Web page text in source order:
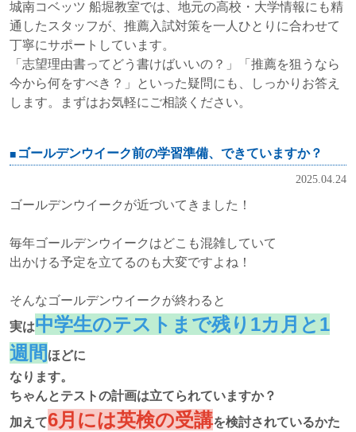
城南コベッツ 船堀教室では、地元の高校・大学情報にも精
通したスタッフが、推薦入試対策を一人ひとりに合わせて
丁寧にサポートしています。
「志望理由書ってどう書けばいいの？」「推薦を狙うなら
今から何をすべき？」といった疑問にも、しっかりお答え
します。まずはお気軽にご相談ください。
ゴールデンウイーク前の学習準備、できていますか？
2025.04.24
ゴールデンウイークが近づいてきました！
毎年ゴールデンウイークはどこも混雑していて
出かける予定を立てるのも大変ですよね！
そんなゴールデンウイークが終わると
実は中学生のテストまで残り1カ月と1
週間 ほどに
なります。
ちゃんとテストの計画は立てられていますか？
加えて6月には英検の受講を検討されているかた